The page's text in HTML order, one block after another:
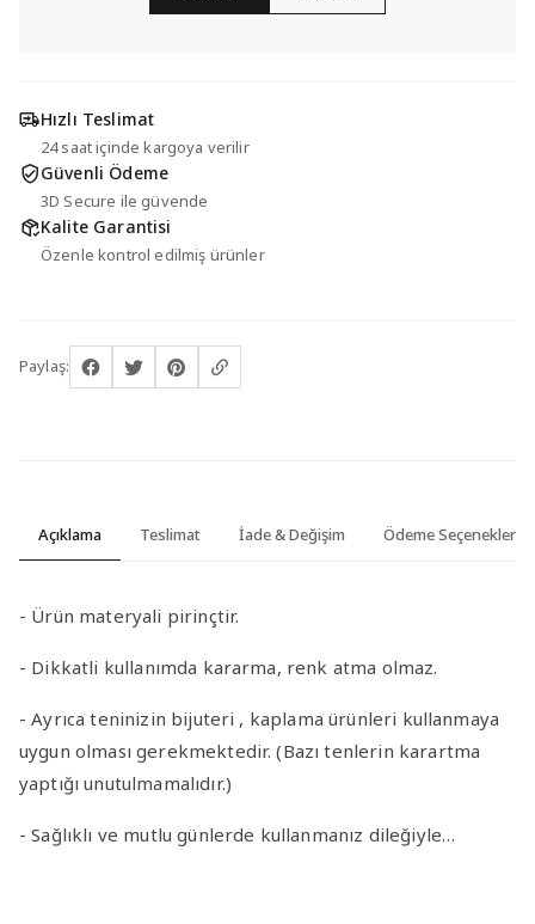
Hızlı Teslimat
24 saat içinde kargoya verilir
Güvenli Ödeme
3D Secure ile güvende
Kalite Garantisi
Özenle kontrol edilmiş ürünler
Paylaş:
Açıklama Teslimat İade & Değişim Ödeme Seçenekleri
- Ürün materyali pirinçtir.
- Dikkatli kullanımda kararma, renk atma olmaz.
- Ayrıca teninizin bijuteri , kaplama ürünleri kullanmaya
uygun olması gerekmektedir. (Bazı tenlerin karartma
yaptığı unutulmamalıdır.)
- Sağlıklı ve mutlu günlerde kullanmanız dileğiyle…